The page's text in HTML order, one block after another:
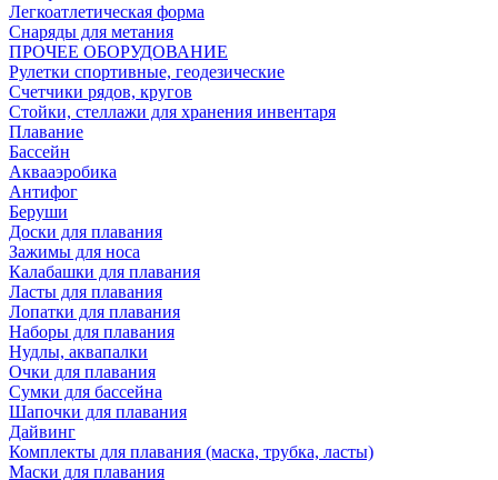
Легкоатлетическая форма
Снаряды для метания
ПРОЧЕЕ ОБОРУДОВАНИЕ
Рулетки спортивные, геодезические
Счетчики рядов, кругов
Стойки, стеллажи для хранения инвентаря
Плавание
Бассейн
Аквааэробика
Антифог
Беруши
Доски для плавания
Зажимы для носа
Калабашки для плавания
Ласты для плавания
Лопатки для плавания
Наборы для плавания
Нудлы, аквапалки
Очки для плавания
Сумки для бассейна
Шапочки для плавания
Дайвинг
Комплекты для плавания (маска, трубка, ласты)
Маски для плавания